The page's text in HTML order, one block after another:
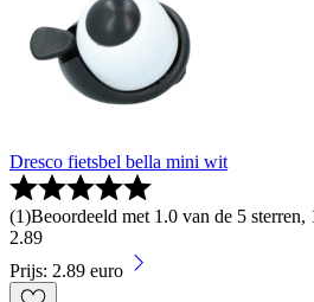
Dresco fietsbel bella mini wit
(1)Beoordeeld met 1.0 van de 5
2.89
Prijs: 2.89 euro